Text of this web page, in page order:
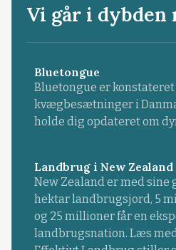
Vi går i dybden
Bluetongue
Bluetongue er
kvægbesætninger i
holde dig opdateret om
Landbrug i New Zealand
New Zealand er med sine
hektar landbrugsjord, 5
og 25 millioner får en
landbrugsnation. Læs